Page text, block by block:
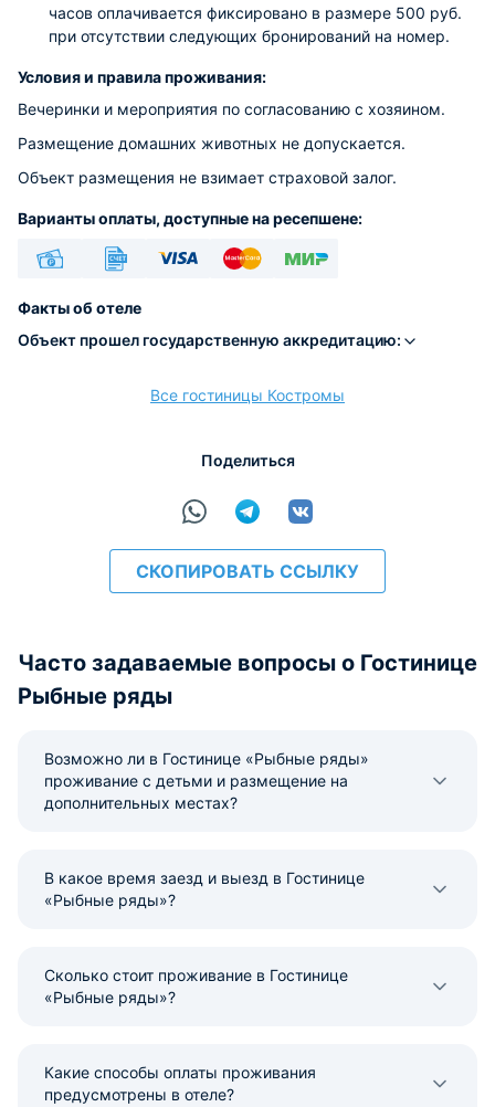
часов оплачивается фиксировано в размере 500 руб.
при отсутствии следующих бронирований на номер.
Условия и правила проживания:
Вечеринки и мероприятия по согласованию с хозяином.
Размещение домашних животных не допускается.
Объект размещения не взимает страховой залог.
Варианты оплаты, доступные на ресепшене:
Факты об отеле
Объект прошел государственную аккредитацию:
Все гостиницы Костромы
Поделиться
СКОПИРОВАТЬ ССЫЛКУ
Часто задаваемые вопросы о Гостинице
Рыбные ряды
Возможно ли в Гостинице «Рыбные ряды»
проживание с детьми и размещение на
дополнительных местах?
В какое время заезд и выезд в Гостинице
«Рыбные ряды»?
Сколько стоит проживание в Гостинице
«Рыбные ряды»?
Какие способы оплаты проживания
предусмотрены в отеле?